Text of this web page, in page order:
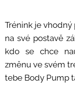
Trénink je
na své postavě
kdo se chce
změnu ve svém
tebe Body Pump